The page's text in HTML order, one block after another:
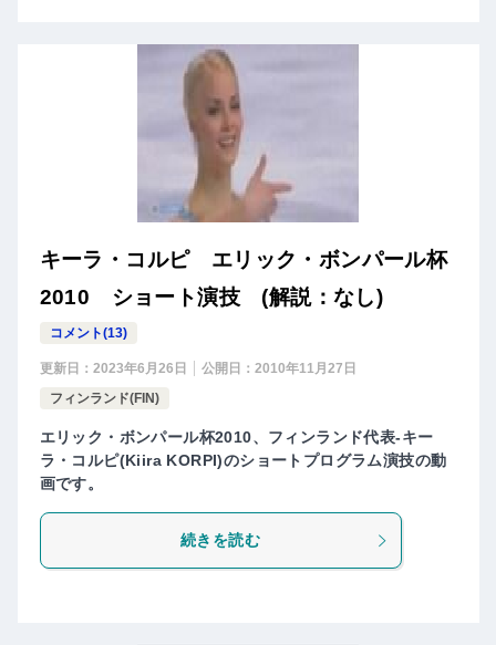
キーラ・コルピ エリック・ボンパール杯
2010 ショート演技 (解説：なし)
コメント(13)
更新日： 2023年6月26日 公開日： 2010年11月27日
フィンランド(FIN)
エリック・ボンパール杯2010、フィンランド代表-キー
ラ・コルピ(Kiira KORPI)のショートプログラム演技の動
画です。
続きを読む